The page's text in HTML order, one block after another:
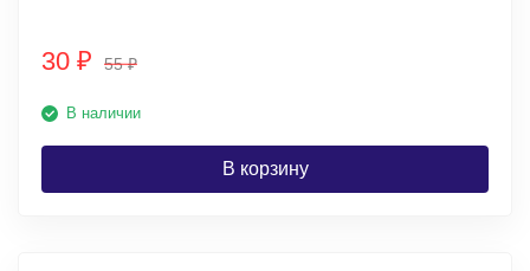
30 ₽ 55₽
В наличии
В корзину